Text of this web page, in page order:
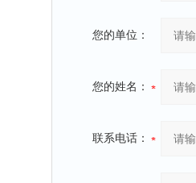
您的单位：
您的姓名：
联系电话：